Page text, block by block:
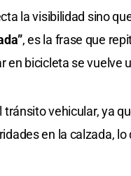
la visibilidad sino
, es la frase que
en bicicleta se vuelve
vehicular, ya
en la calzada,